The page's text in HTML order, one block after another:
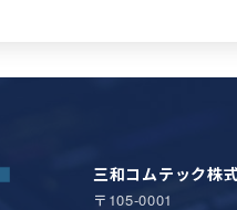
三和コムテック株
〒105-0001